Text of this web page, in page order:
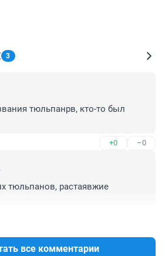
3
тюльпанрв, кто-то был
+0 –0
тюльпанов, растаявжие
все комментарии